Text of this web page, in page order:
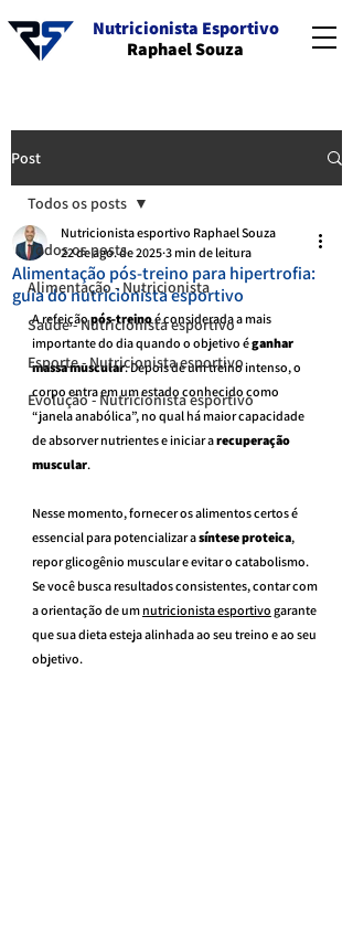
Nutricionista Esportivo
Raphael Souza
Post
Todos os posts
Alimentação - Nutricionista
Saúde - Nutricionista esportivo
Esporte - Nutricionista esportivo
Evolução - Nutricionista esportivo
Todos os posts
Alimentação pós-treino para hipertrofia:
guia do nutricionista esportivo
Nutricionista esportivo Raphael Souza
22 de ago. de 2025 3 min de leitura
A refeição pós-treino é considerada a mais
importante do dia quando o objetivo é ganhar
massa muscular. Depois de um treino intenso, o
corpo entra em um estado conhecido como
“janela anabólica”, no qual há maior capacidade
de absorver nutrientes e iniciar a recuperação
muscular.
Nesse momento, fornecer os alimentos certos é
essencial para potencializar a síntese proteica,
repor glicogênio muscular e evitar o catabolismo.
Se você busca resultados consistentes, contar com
a orientação de um nutricionista esportivo garante
que sua dieta esteja alinhada ao seu treino e ao seu
objetivo.